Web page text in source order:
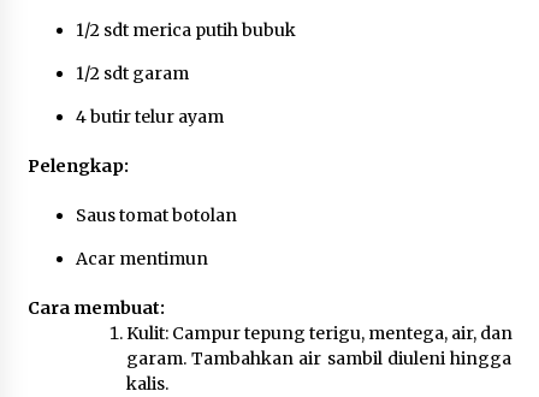
Kesehatan Gratis dan Skrining TB
Perlindungan Hak Cipta Musik di Era
6 Agustus 2026
1/2 sdt merica putih bubuk
1/2 sdt garam
4 butir telur ayam
Pelengkap:
Saus tomat botolan
Acar mentimun
Cara membuat:
Kulit: Campur tepung terigu, mentega, air, dan
garam. Tambahkan air sambil diuleni hingga
kalis.